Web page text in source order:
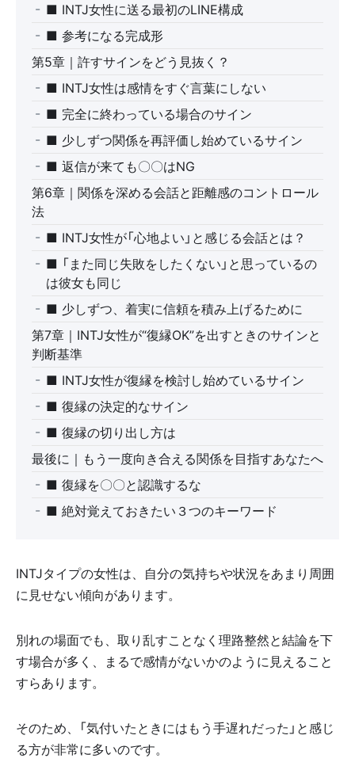
■ INTJ女性に送る最初のLINE構成
■ 参考になる完成形
第5章｜許すサインをどう見抜く？
■ INTJ女性は感情をすぐ言葉にしない
■ 完全に終わっている場合のサイン
■ 少しずつ関係を再評価し始めているサイン
■ 返信が来ても〇〇はNG
第6章｜関係を深める会話と距離感のコントロール
法
■ INTJ女性が「心地よい」と感じる会話とは？
■ 「また同じ失敗をしたくない」と思っているの
は彼女も同じ
■ 少しずつ、着実に信頼を積み上げるために
第7章｜INTJ女性が“復縁OK”を出すときのサインと
判断基準
■ INTJ女性が復縁を検討し始めているサイン
■ 復縁の決定的なサイン
■ 復縁の切り出し方は
最後に｜もう一度向き合える関係を目指すあなたへ
■ 復縁を〇〇と認識するな
■ 絶対覚えておきたい３つのキーワード
INTJタイプの女性は、自分の気持ちや状況をあまり周囲
に見せない傾向があります。
別れの場面でも、取り乱すことなく理路整然と結論を下
す場合が多く、まるで感情がないかのように見えること
すらあります。
そのため、「気付いたときにはもう手遅れだった」と感じ
る方が非常に多いのです。